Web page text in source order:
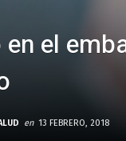
en el
en 13 FEBRERO, 2018